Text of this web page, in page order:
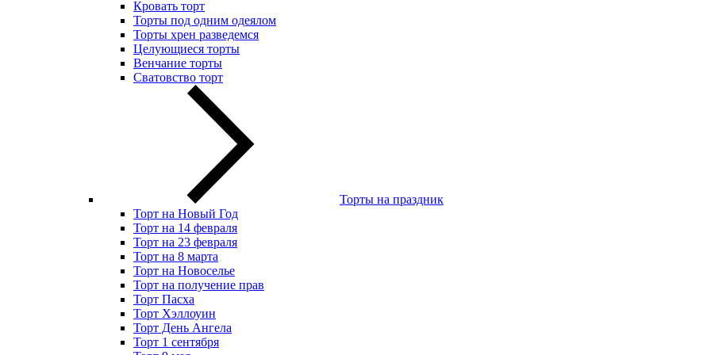
Кровать торт
Торты под одним одеялом
Торты хрен разведемся
Целующиеся торты
Венчание торты
Сватовство торт
Торты на праздник
Торт на Новый Год
Торт на 14 февраля
Торт на 23 февраля
Торт на 8 марта
Торт на Новоселье
Торт на получение прав
Торт Пасха
Торт Хэллоуин
Торт День Ангела
Торт 1 сентября